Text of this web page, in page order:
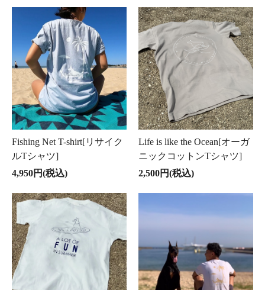
Fishing Net T-shirt[リサイク
ルTシャツ]
4,950円(税込)
Life is like the Ocean[オーガ
ニックコットンTシャツ]
2,500円(税込)